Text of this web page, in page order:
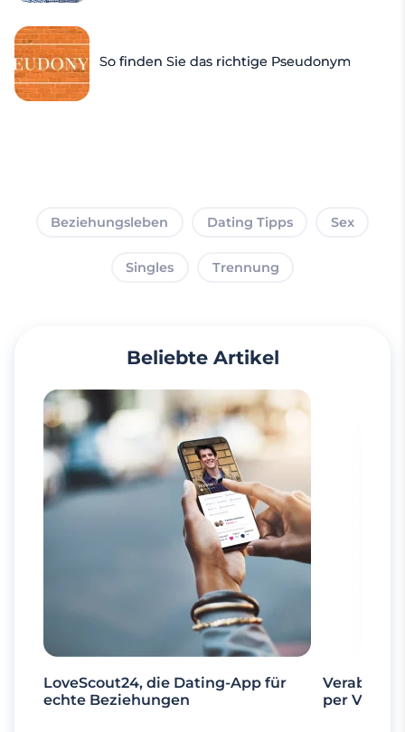
So finden Sie das richtige Pseudonym
Beziehungsleben Dating Tipps Sex
Singles Trennung
Beliebte Artikel
LoveScout24, die Dating-App für
echte Beziehungen
per